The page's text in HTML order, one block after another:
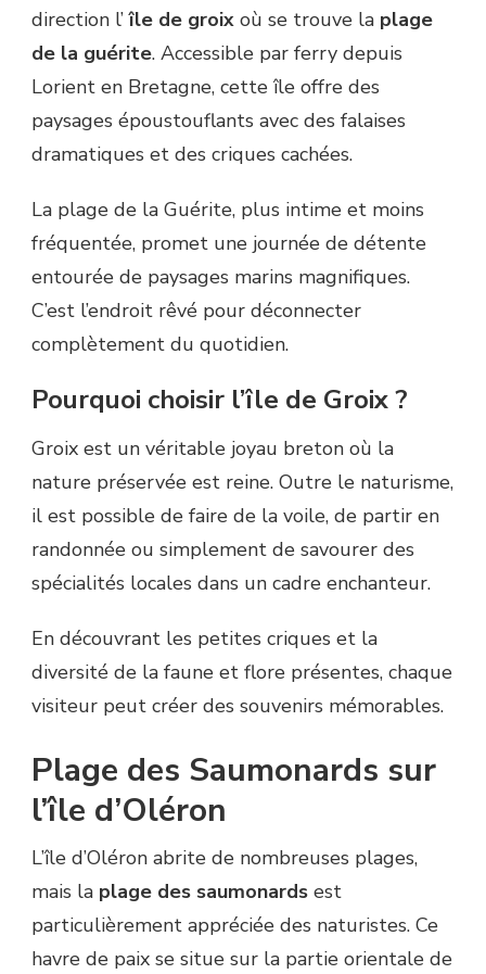
direction l’île de groix où se trouve la plage
de la guérite. Accessible par ferry depuis
Lorient en Bretagne, cette île offre des
paysages époustouflants avec des falaises
dramatiques et des criques cachées.
La plage de la Guérite, plus intime et moins
fréquentée, promet une journée de détente
entourée de paysages marins magnifiques.
C’est l’endroit rêvé pour déconnecter
complètement du quotidien.
Pourquoi choisir l’île de Groix ?
Groix est un véritable joyau breton où la
nature préservée est reine. Outre le naturisme,
il est possible de faire de la voile, de partir en
randonnée ou simplement de savourer des
spécialités locales dans un cadre enchanteur.
En découvrant les petites criques et la
diversité de la faune et flore présentes, chaque
visiteur peut créer des souvenirs mémorables.
Plage des Saumonards sur
l’île d’Oléron
L’île d’Oléron abrite de nombreuses plages,
mais la plage des saumonards est
particulièrement appréciée des naturistes. Ce
havre de paix se situe sur la partie orientale de